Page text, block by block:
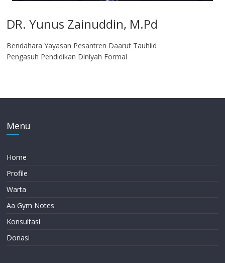
DR. Yunus Zainuddin, M.Pd
Bendahara Yayasan Pesantren Daarut Tauhiid
Pengasuh Pendidikan Diniyah Formal
Menu
Home
Profile
Warta
Aa Gym Notes
Konsultasi
Donasi